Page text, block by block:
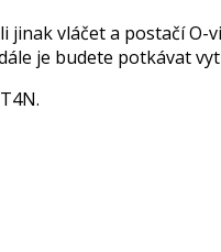
vláčet a postačí
je budete potkávat